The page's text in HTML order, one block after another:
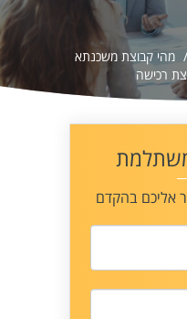
מהי קבוצת משכנתא
רכישה
אליכם בהקדם